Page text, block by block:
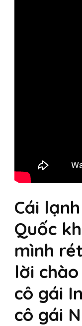
Cái
Quốc
mình
lời
cô gái
cô gái